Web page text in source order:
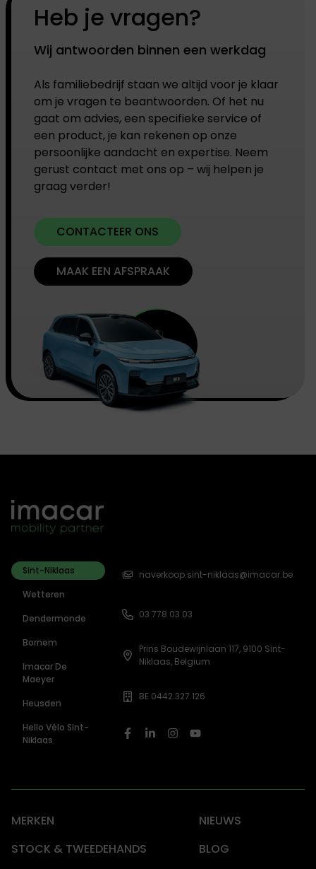
Heb je vragen?
Wij antwoorden binnen een werkdag
Als familiebedrijf staan we altijd voor je klaar
om je vragen te beantwoorden. Of het nu
gaat om advies, een specifieke service of
een product, je kan rekenen op onze
persoonlijke aandacht en expertise. Neem
gerust contact met ons op – wij helpen je
graag verder!
CONTACTEER ONS
MAAK EEN AFSPRAAK
Sint-Niklaas
Wetteren
Dendermonde
Bornem
Imacar De
Maeyer
Heusden
Hello Vélo Sint-
Niklaas
naverkoop.sint-niklaas@imacar.be
03 778 03 03
Prins Boudewijnlaan 117, 9100 Sint-
Niklaas, Belgium
BE 0442.327.126
MERKEN
NIEUWS
STOCK & TWEEDEHANDS
BLOG